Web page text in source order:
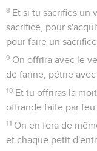
8 Et si tu sacrifies un
sacrifice, pour
pour faire un
9 On offrira avec le
de farine, pétrie
10 Et tu offriras la
offrande faite par
11 On en fera de
et chaque petit